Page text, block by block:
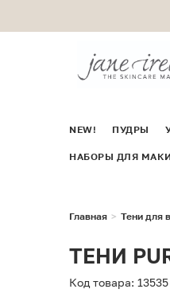
NEW! ПУДРЫ
НАБОРЫ ДЛЯ
Главная Тени для
ТЕНИ
Код товара: 13535